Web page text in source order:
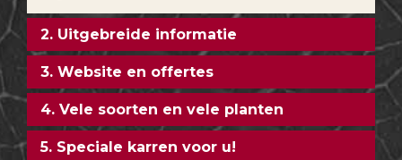
2. Uitgebreide informatie
3. Website en offertes
4. Vele soorten en vele planten
5. Speciale karren voor u!